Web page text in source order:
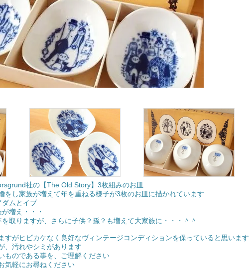
社の【The Old Story】3枚組みのお皿
をし家族が増えて年を重ねる様子が3枚のお皿に描かれています
ムとイブ
増え・・・
取りますが、さらに子供？孫？も増えて大家族に・・・＾＾
すがヒビカケなく良好なヴィンテージコンディションを保っていると思います
、汚れやシミがあります
ものである事を、ご理解ください
気軽にお尋ねください